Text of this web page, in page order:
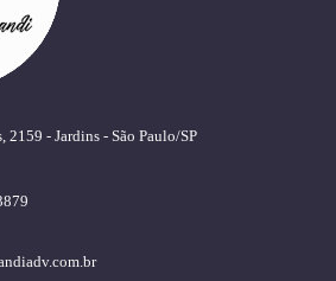
2159 - Jardins - São Paulo/SP